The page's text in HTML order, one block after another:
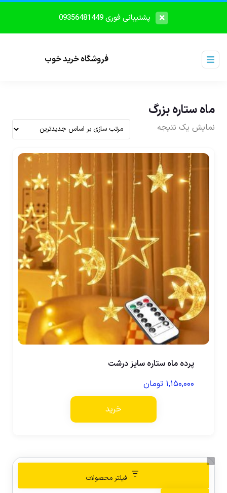
پشتیبانی فوری 09356481449
فروشگاه خرید خوب
ماه ستاره بزرگ
نمایش یک نتیجه
پرده ماه ستاره سایز درشت
۱,۱۵۰,۰۰۰ تومان
خرید
فیلتر محصولات